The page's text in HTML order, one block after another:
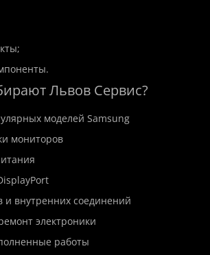
Львов Сервис?
моделей Samsung
мониторов
внутренних соединений
электроники
работы